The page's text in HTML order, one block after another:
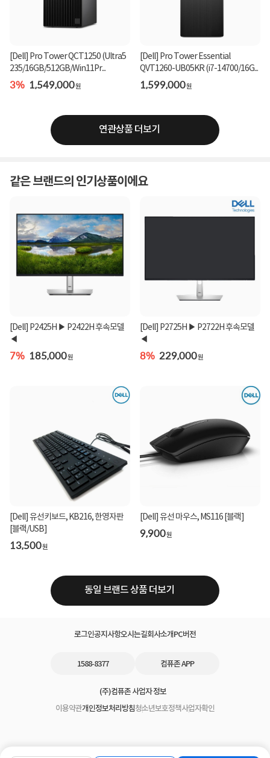
[Dell] Pro Tower QCT1250 (Ultra5
235/16GB/512GB/Win11Pr...
3% 1,549,000원
[Dell] Pro Tower Essential
QVT1260-UB05KR (i7-14700/16G...
1,599,000원
연관상품 더보기
같은 브랜드의 인기상품이에요
[Dell] P2425H ▶ P2422H 후속모델
◀
7% 185,000원
[Dell] P2725H ▶ P2722H 후속모델
◀
8% 229,000원
[Dell] 유선키보드, KB216, 한영자판
[블랙/USB]
13,500원
[Dell] 유선 마우스, MS116 [블랙]
9,900원
동일 브랜드 상품 더보기
로그인공지사항오시는길회사소개PC버전
1588-8377 컴퓨존 APP
(주)컴퓨존 사업자 정보
이용약관개인정보처리방침청소년보호정책사업자확인